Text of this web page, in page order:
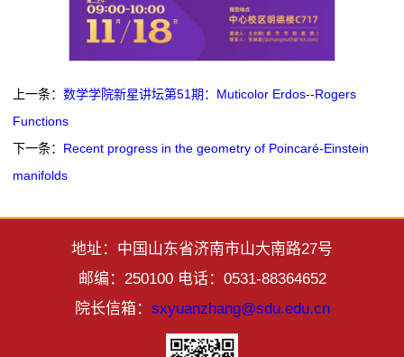
上一条：数学学院新星讲坛第51期：Muticolor Erdos--Rogers
Functions
下一条： Recent progress in the geometry of Poincaré-Einstein
manifolds
地址：中国山东省济南市山大南路27号
邮编：250100 电话：0531-88364652
院长信箱： sxyuanzhang@sdu.edu.cn